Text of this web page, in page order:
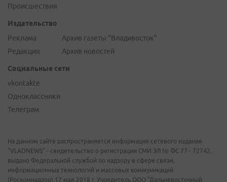
Происшествия
Издательство
Реклама
Редакция
Архив газеты "Владивосток"
Архив новостей
Социальные сети
vkontakte
Одноклассники
Телеграм
На данном сайте распространяется информация сетевого издания
"VLADNEWS" - свидетельство о регистрации СМИ ЭЛ № ФС 77 - 72742,
выдано Федеральной службой по надзору в сфере связи,
информационных технологий и массовых коммуникаций
(Роскомнадзор) 17 мая 2018 г. Учредитель ООО "Дальневосточный